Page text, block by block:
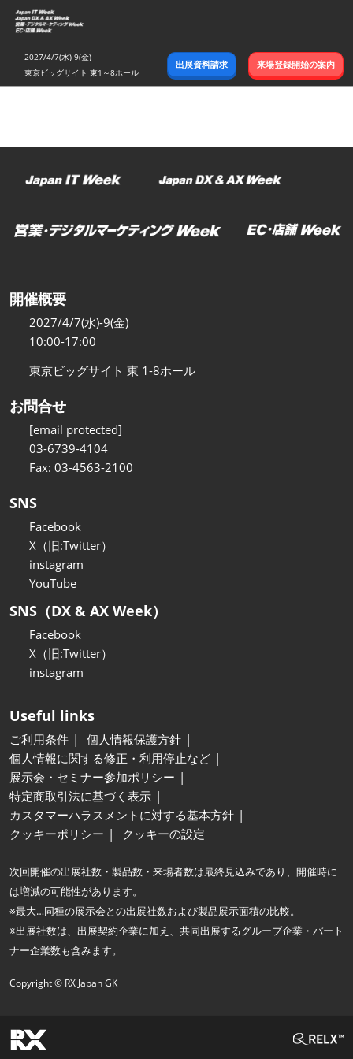
ス
キ
ッ
し
む
2027/4/7(水)-9(金)
東京ビッグサイト 東1～8ホール
出展資料請求 来場登録開始の案内
開催概要
2027/4/7(水)-9(金)
10:00-17:00
東京ビッグサイト 東 1-8ホール
お問合せ
[email protected]
03-6739-4104
Fax: 03-4563-2100
SNS
Facebook
X（旧:Twitter）
instagram
YouTube
SNS（DX & AX Week）
Facebook
X（旧:Twitter）
instagram
Useful links
ご利用条件
個人情報保護方針
個人情報に関する修正・利用停止など
展示会・セミナー参加ポリシー
特定商取引法に基づく表示
カスタマーハラスメントに対する基本方針
クッキーポリシー
クッキーの設定
次回開催の出展社数・製品数・来場者数は最終見込みであり、開催時に
は増減の可能性があります。
※最大…同種の展示会との出展社数および製品展示面積の比較。
※出展社数は、出展契約企業に加え、共同出展するグループ企業・パート
ナー企業数も含みます。
Copyright © RX Japan GK